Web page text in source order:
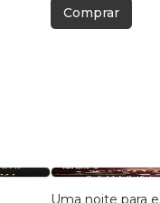
Comprar
Uma noite para